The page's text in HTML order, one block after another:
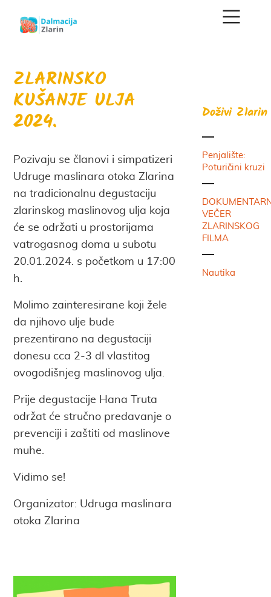
ZLARINSKO
KUŠANJE ULJA
2024.
Pozivaju se članovi i simpatizeri
Udruge maslinara otoka Zlarina
na tradicionalnu degustaciju
zlarinskog maslinovog ulja koja
će se održati u prostorijama
vatrogasnog doma u subotu
20.01.2024. s početkom u 17:00
h.
Molimo zainteresirane koji žele
da njihovo ulje bude
prezentirano na degustaciji
donesu cca 2-3 dl vlastitog
ovogodišnjeg maslinovog ulja.
Prije degustacije Hana Truta
održat će stručno predavanje o
prevenciji i zaštiti od maslinove
muhe.
Vidimo se!
Organizator: Udruga maslinara
otoka Zlarina
Doživi Zlarin
Penjalište:
Poturičini kruzi
VEČER
ZLARINSKOG
FILMA
Nautika